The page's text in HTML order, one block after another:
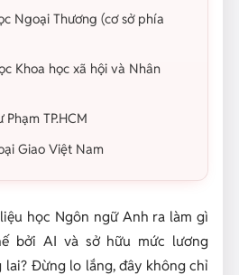
Ngoại Thương (cơ sở phía
Khoa học xã hội và Nhân
TP.HCM
Giao Việt Nam
học Ngôn ngữ Anh ra làm gì
bởi AI và sở hữu mức lương
Đừng lo lắng, đây không chỉ